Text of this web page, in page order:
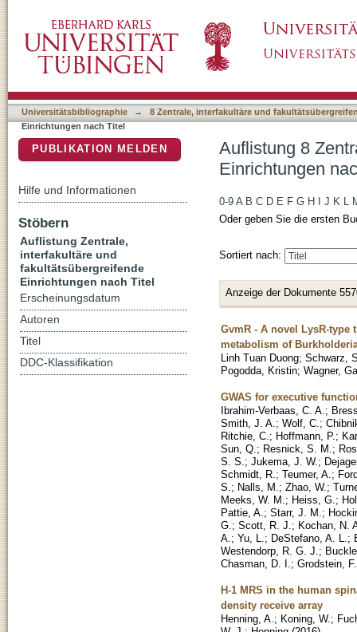
Universitätsbibliographie →
8 Zentrale, interfakultäre und
Einrichtungen nach Titel
Auflistung 8
Einrichtungen
0-9 A B C D E F G H J K L
Oder geben Sie die ersten
Sortiert nach:
Anzeige der Dokumente
GvmR - A novel LysR-
metabolism of
Linh Tuan Duong; Schwarz,
Pogodda, Kristin; Wagner,
GWAS for executive
Ibrahim-Verbaas, C. A. ;
Smith, J. A. ; Wolf, C. ;
Ritchie, C. ; Hoffmann, P. ;
Sun, Q. ; Resnick, S. M. ;
S. S. ; Jukema, J. W. ;
Schmidt, R. ; Teumer, A. ;
S. ; Nalls, M. ; Zhao, W. ;
Meeks, W. M. ; Heiss, G. ;
Pattie, A. ; Starr, J. M. ;
G. ; Scott, R. J. ; Kochan, N.
A. ; Yu, L. ; DeStefano, A. L. ;
Westendorp, R. G. J. ;
Chasman, D. I. ; Grodstein, F.
H-1 MRS in the human
density receive array
Henning, A. ; Koning, W. ;
PUBLIKATION MELDEN
Hilfe und Informationen
Stöbern
Auflistung Zentrale,
interfakultäre und
fakultätsübergreifende
Einrichtungen nach Titel
Erscheinungsdatum
Autoren
Titel
DDC-Klassifikation